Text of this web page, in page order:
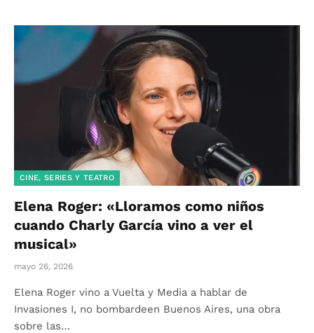
CINE, SERIES Y TEATRO
Elena Roger: «Lloramos como niños
cuando Charly García vino a ver el
musical»
mayo 26, 2026
Elena Roger vino a Vuelta y Media a hablar de
Invasiones I, no bombardeen Buenos Aires, una obra
sobre las…